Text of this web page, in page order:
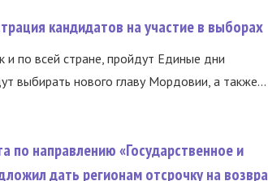
кандидатов на участие в выборах
по всей стране, пройдут Единые дни
выбирать нового главу Мордовии, а также...
по направлению «Государственное и
дать регионам отсрочку на возвра